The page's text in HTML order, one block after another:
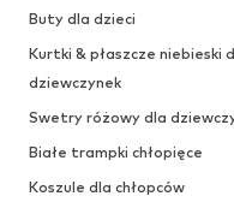
Buty dla dzieci
Kurtki & płaszcze niebieski
dziewczynek
Swetry różowy dla
Białe trampki chłopięce
Koszule dla chłopców